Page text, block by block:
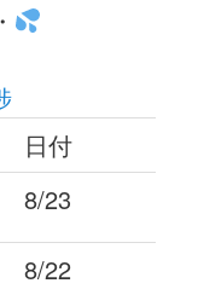
日付
8/23
8/22